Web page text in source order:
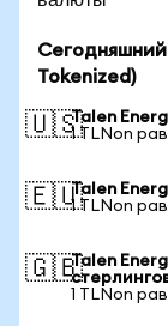
Tokenized)
🇺🇸Talen
1 TLNon
🇪🇺Talen
1 TLNon
🇬🇧Talen
1 TLNon